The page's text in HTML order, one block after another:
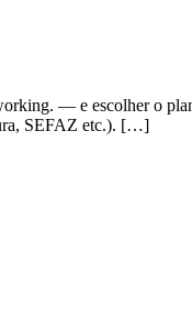
— e escolher o
SEFAZ etc.). […]